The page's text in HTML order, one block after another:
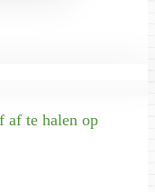
te halen op